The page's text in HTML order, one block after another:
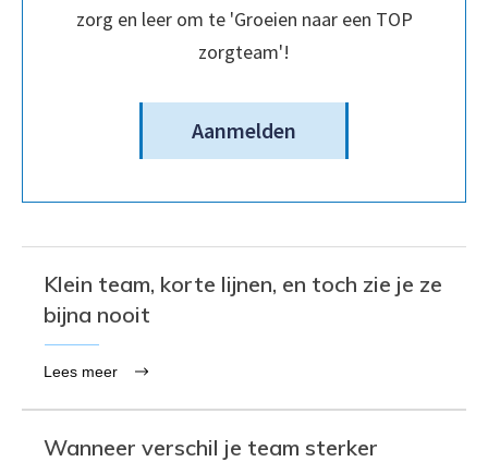
zorg en leer om te 'Groeien naar een TOP
zorgteam'!
Aanmelden
Klein team, korte lijnen, en toch zie je ze
bijna nooit
Lees meer
Wanneer verschil je team sterker